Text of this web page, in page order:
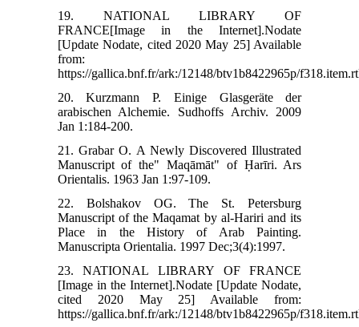
19. NATIONAL LIBRARY OF
FRANCE[Image in the Internet].Nodate
[Update Nodate, cited 2020 May 25] Available
from:
https://gallica.bnf.fr/ark:/12148/btv1b8422965p/
20. Kurzmann P. Einige Glasgeräte der
arabischen Alchemie. Sudhoffs Archiv. 2009
Jan 1:184-200.
21. Grabar O. A Newly Discovered Illustrated
Manuscript of the" Maqāmāt" of Ḥarīri. Ars
Orientalis. 1963 Jan 1:97-109.
22. Bolshakov OG. The St. Petersburg
Manuscript of the Maqamat by al-Hariri and its
Place in the History of Arab Painting.
Manuscripta Orientalia. 1997 Dec;3(4):1997.
23. NATIONAL LIBRARY OF FRANCE
[Image in the Internet].Nodate [Update Nodate,
cited 2020 May 25] Available from:
https://gallica.bnf.fr/ark:/12148/btv1b8422965p/